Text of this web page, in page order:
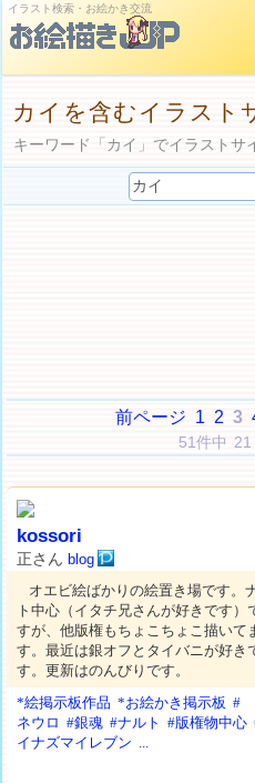
イラスト検索・お絵かき交流
カイを含むイラスト
キーワード「カイ」でイラストサ
前ページ 1 2 3
51件中 21
kossori
正さんblog
オエビ絵ばかりの絵置き場です。
ト中心（イタチ兄さんが好きです）
すが、他版権もちょこちょこ描いて
す。最近は銀オフとタイバニが好き
す。更新はのんびりです。
*絵掲示板作品 *お絵かき掲示板 #
ネウロ #銀魂 #ナルト #版権物中心
イナズマイレブン ...